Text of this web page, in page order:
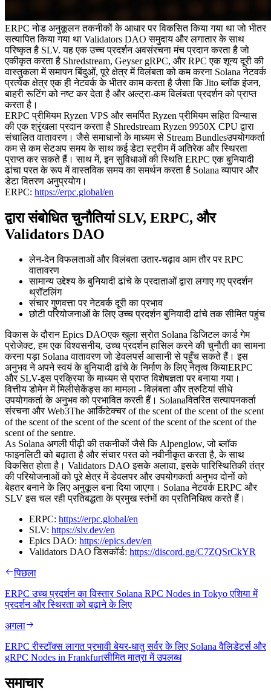
ERPC नोड अनुकूलन तकनीकों के आधार पर विकसित किया गया था जो भीतर
सत्यापित किया गया था Validators DAO समुदाय और लगातार के साथ
परिष्कृत है SLV. यह एक उच्च प्रदर्शन अवसंरचना मंच प्रदान करता है जो
एकीकृत करता है Shredstream, Geyser gRPC, और RPC एक शून्य दूरी की
वास्तुकला में समापन बिंदुओं, पूरे क्षेत्र में विलंबता को कम करना Solana नेटवर्क
प्रत्येक क्षेत्र एक ही नेटवर्क के भीतर काम करता है जैसा कि Jito ब्लॉक इंजन,
बाहरी रूटिंग को नष्ट कर देता है और अल्ट्रा-कम विलंबता प्रदर्शन को प्राप्त
करता है।
ERPC प्रीमियम Ryzen VPS और समर्पित Ryzen प्रीमियम सहित विन्यास
की एक श्रृंखला प्रदान करता है Shredstream Ryzen 9950X CPU द्वारा
संचालित वातावरण। जैसे समाधानों के माध्यम से Stream Bundlesउपयोगकर्ता
कम से कम सेटअप समय के साथ कई डेटा स्ट्रीम में अतिरेक और स्थिरता
प्राप्त कर सकते हैं। साथ में, इन सुविधाओं की स्थिति ERPC एक बुनियादी
ढांचा परत के रूप में वास्तविक समय का समर्थन करता है Solana व्यापार और
डेटा वितरण अनुप्रयोग।
ERPC: https://erpc.global/en
द्वारा संबोधित चुनौतियां SLV, ERPC, और
Validators DAO
लेन-देन विफलताओं और विलंबता उतार-चढ़ाव आम तौर पर RPC
वातावरण
सामान्य उद्देश्य के बुनियादी ढांचे के प्रदाताओं द्वारा लगाए गए प्रदर्शन
थ्रॉटलिंग
संचार गुणवत्ता पर नेटवर्क दूरी का प्रभाव
छोटी परियोजनाओं के लिए उच्च प्रदर्शन बुनियादी ढांचे तक सीमित पहुंच
विकास के दौरान Epics DAOएक खुला स्रोत Solana डिजिटल कार्ड गेम
प्रोजेक्ट, हम एक विश्वसनीय, उच्च प्रदर्शन हासिल करने की चुनौती का सामना
करना पड़ा Solana वातावरण जो डेवलपर्स आसानी से पहुँच सकते हैं। इस
अनुभव ने अपने स्वयं के बुनियादी ढांचे के निर्माण के लिए नेतृत्व कियाERPC
और SLV-इस प्रक्रिया के माध्यम से प्राप्त विशेषज्ञता पर बनाया गया।
वित्तीय डोमेन में मिलीसेकेंड्स का मामला - विलंबता और त्रुटियां सीधे
उपयोगकर्ता के अनुभव को प्रभावित करती हैं। Solanaवितरित सत्यापनकर्ता
संरचना और Web3The आर्किटेक्चर of the scent of the scent of the scent
of the scent of the scent of the scent of the scent of the scent of the
scent of the sentre.
As Solana अगली पीढ़ी की तकनीकों जैसे कि Alpenglow, जो ब्लॉक
फाइनलिटी को बढ़ाता है और संचार परत को नवीनीकृत करता है, के साथ
विकसित होता है। Validators DAO इसके अलावा, इसके पारिस्थितिकी तंत्र
की परियोजनाओं को पूरे क्षेत्र में डेवलपर और उपयोगकर्ता अनुभव दोनों को
बेहतर बनाने के लिए अनुकूल बना दिया जाएगा। Solana नेटवर्क ERPC और
SLV इस चल रही प्रतिबद्धता के प्रमुख स्तंभों का प्रतिनिधित्व करते हैं।
ERPC: https://erpc.global/en
SLV: https://slv.dev/en
Epics DAO: https://epics.dev/en
Validators DAO डिसकॉर्ड: https://discord.gg/C7ZQSrCkYR
पिछला
ERPC उच्च प्रदर्शन का विस्तार Solana RPC Nodes in Tokyo एशिया में
प्रदर्शन और स्थिरता को बढ़ाने के लिए
अगला
ERPC रीस्टॉक्स लागत प्रभावी बेयर-धातु सर्वर के लिए Solana वैलिडेटर्स और
gRPC Nodes in Frankfurtसीमित मात्रा में उपलब्ध
समाचार